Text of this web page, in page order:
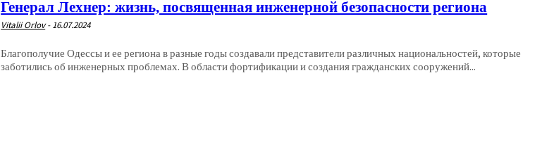
Генерал Лехнер: жизнь, посвященная инженерной безопасности региона
Vitalii Orlov - 16.07.2024
Благополучие Одессы и ее региона в разные годы создавали представители различных национальностей, которые
заботились об инженерных проблемах. В области фортификации и создания гражданских сооружений...